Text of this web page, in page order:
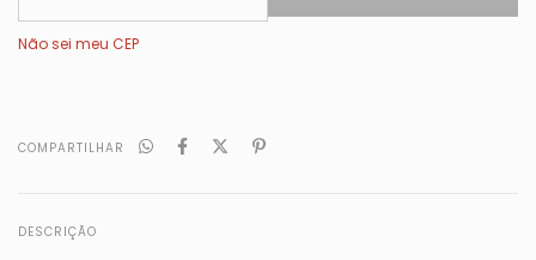
Não sei meu CEP
COMPARTILHAR
DESCRIÇÃO